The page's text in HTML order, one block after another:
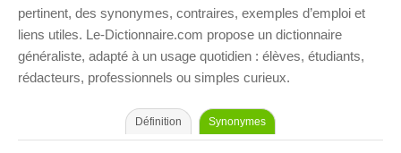
pertinent, des synonymes, contraires, exemples d’emploi et
liens utiles. Le-Dictionnaire.com propose un dictionnaire
généraliste, adapté à un usage quotidien : élèves, étudiants,
rédacteurs, professionnels ou simples curieux.
Définition Synonymes